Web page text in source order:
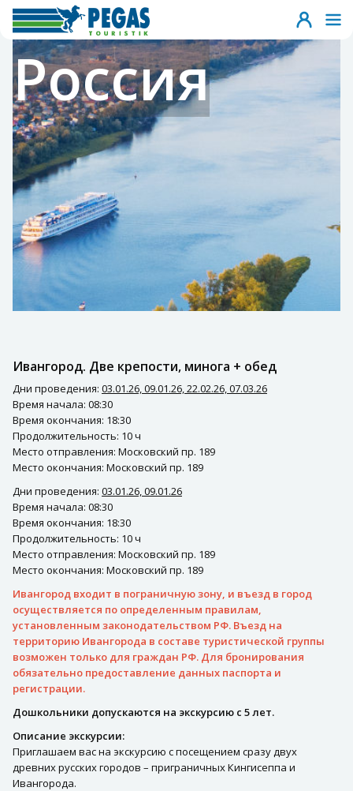
Россия
Ивангород. Две крепости, минога + обед
Дни проведения: 03.01.26, 09.01.26, 22.02.26, 07.03.26
Время начала: 08:30
Время окончания: 18:30
Продолжительность: 10 ч
Место отправления: Московский пр. 189
Место окончания: Московский пр. 189
Дни проведения: 03.01.26, 09.01.26
Время начала: 08:30
Время окончания: 18:30
Продолжительность: 10 ч
Место отправления: Московский пр. 189
Место окончания: Московский пр. 189
Ивангород входит в пограничную зону, и въезд в город
осуществляется по определенным правилам,
установленным законодательством РФ. Въезд на
территорию Ивангорода в составе туристической группы
возможен только для граждан РФ. Для бронирования
обязательно предоставление данных паспорта и
регистрации.
Дошкольники допускаются на экскурсию с 5 лет.
Описание экскурсии:
Приглашаем вас на экскурсию с посещением сразу двух
древних русских городов – приграничных Кингисеппа и
Ивангорода.